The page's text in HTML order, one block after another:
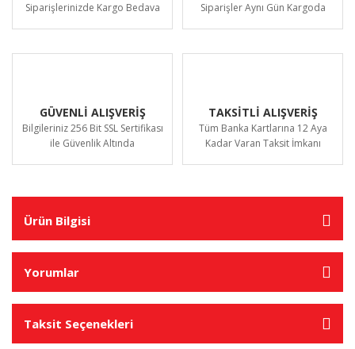
Siparişlerinizde Kargo Bedava
Siparişler Aynı Gün Kargoda
GÜVENLİ ALIŞVERİŞ
Bilgileriniz 256 Bit SSL Sertifikası
ile Güvenlik Altında
TAKSİTLİ ALIŞVERİŞ
Tüm Banka Kartlarına 12 Aya
Kadar Varan Taksit İmkanı
Ürün Bilgisi
Yorumlar
Taksit Seçenekleri